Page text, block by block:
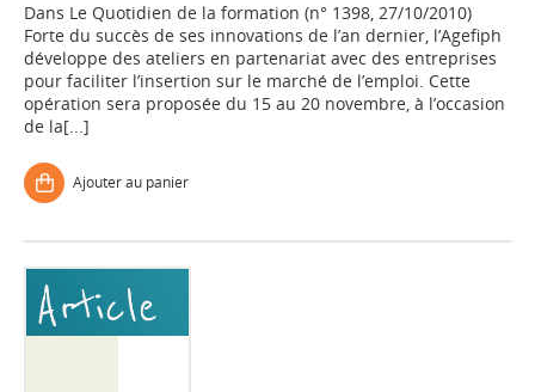
Dans Le Quotidien de la formation (n° 1398, 27/10/2010)
Forte du succès de ses innovations de l’an dernier, l’Agefiph
développe des ateliers en partenariat avec des entreprises
pour faciliter l’insertion sur le marché de l’emploi. Cette
opération sera proposée du 15 au 20 novembre, à l’occasion
de la[...]
Ajouter au panier